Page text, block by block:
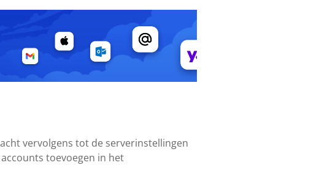
vervolgens tot de serverinstellingen
toevoegen in het